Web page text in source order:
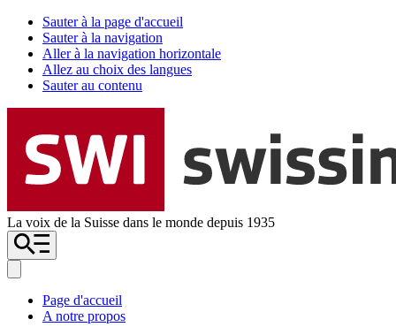
Sauter à la page d'accueil
Sauter à la navigation
Aller à la navigation horizontale
Allez au choix des langues
Sauter au contenu
La voix de la Suisse dans le monde depuis 1935
Page d'accueil
A notre propos